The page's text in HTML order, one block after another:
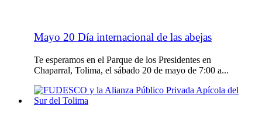
Mayo 20 Día internacional de las abejas
Te esperamos en el Parque de los Presidentes en
Chaparral, Tolima, el sábado 20 de mayo de 7:00 a...